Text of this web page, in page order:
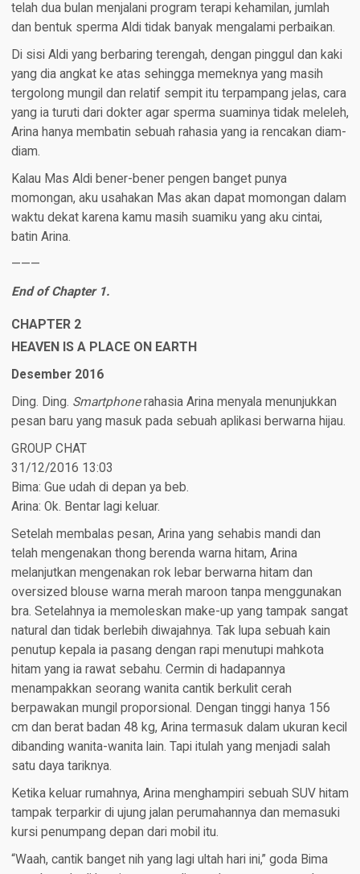
telah dua bulan menjalani program terapi kehamilan, jumlah
dan bentuk sperma Aldi tidak banyak mengalami perbaikan.
Di sisi Aldi yang berbaring terengah, dengan pinggul dan kaki
yang dia angkat ke atas sehingga memeknya yang masih
tergolong mungil dan relatif sempit itu terpampang jelas, cara
yang ia turuti dari dokter agar sperma suaminya tidak meleleh,
Arina hanya membatin sebuah rahasia yang ia rencakan diam-
diam.
Kalau Mas Aldi bener-bener pengen banget punya
momongan, aku usahakan Mas akan dapat momongan dalam
waktu dekat karena kamu masih suamiku yang aku cintai,
batin Arina.
———
End of Chapter 1.
CHAPTER 2
HEAVEN IS A PLACE ON EARTH
Desember 2016
Ding. Ding. Smartphonerahasia Arina menyala menunjukkan
pesan baru yang masuk pada sebuah aplikasi berwarna hijau.
GROUP CHAT
31/12/2016 13:03
Bima: Gue udah di depan ya beb.
Arina: Ok. Bentar lagi keluar.
Setelah membalas pesan, Arina yang sehabis mandi dan
telah mengenakan thong berenda warna hitam, Arina
melanjutkan mengenakan rok lebar berwarna hitam dan
oversized blouse warna merah maroon tanpa menggunakan
bra. Setelahnya ia memoleskan make-up yang tampak sangat
natural dan tidak berlebih diwajahnya. Tak lupa sebuah kain
penutup kepala ia pasang dengan rapi menutupi mahkota
hitam yang ia rawat sebahu. Cermin di hadapannya
menampakkan seorang wanita cantik berkulit cerah
berpawakan mungil proporsional. Dengan tinggi hanya 156
cm dan berat badan 48 kg, Arina termasuk dalam ukuran kecil
dibanding wanita-wanita lain. Tapi itulah yang menjadi salah
satu daya tariknya.
Ketika keluar rumahnya, Arina menghampiri sebuah SUV hitam
tampak terparkir di ujung jalan perumahannya dan memasuki
kursi penumpang depan dari mobil itu.
“Waah, cantik banget nih yang lagi ultah hari ini,” goda Bima